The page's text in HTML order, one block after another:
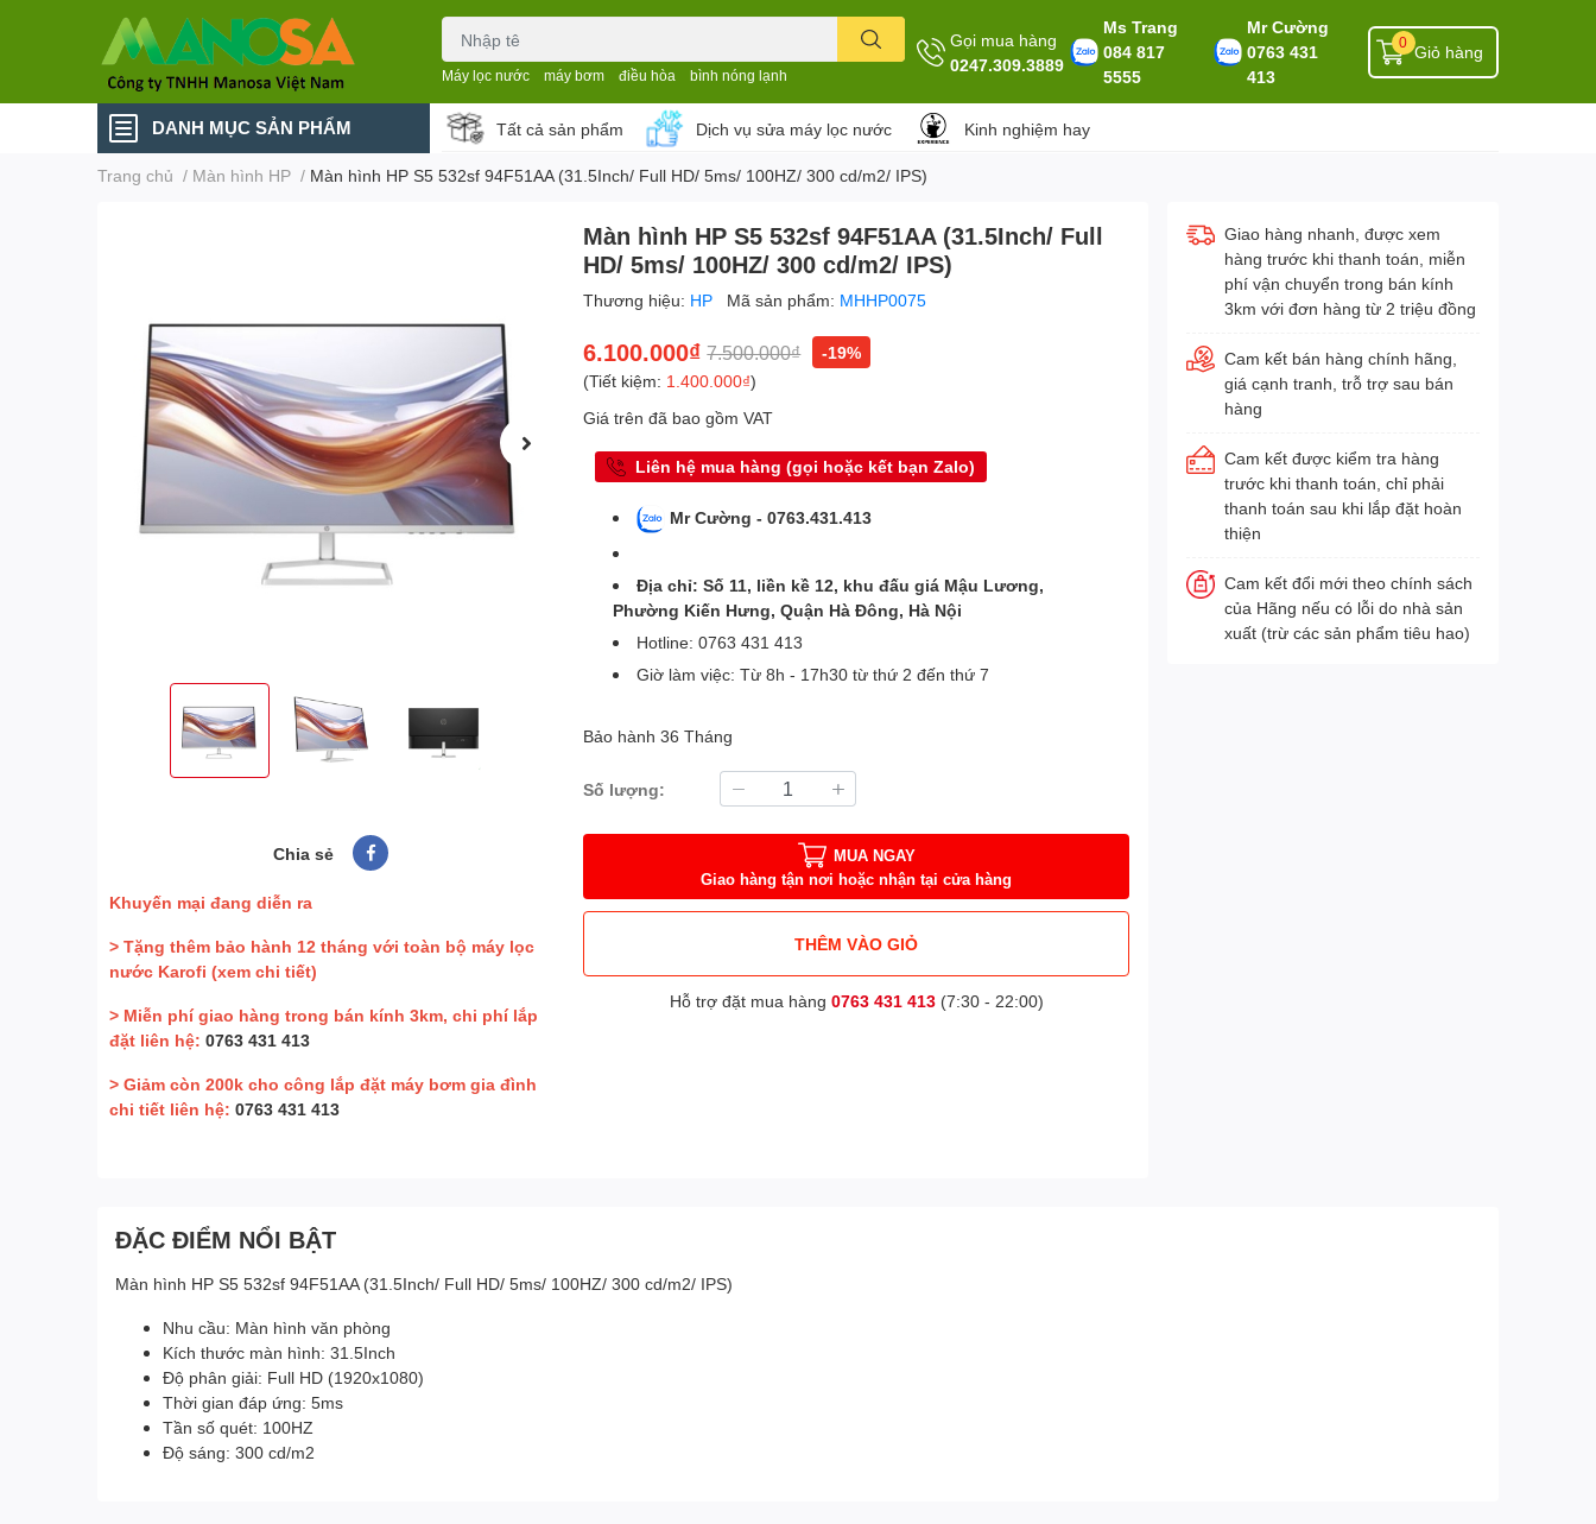
Máy lọc nước máy bơm điều hòa bình nóng lạnh
Gọi mua hàng
0247.309.3889
Ms Trang
084 817
5555
Mr Cường
0763 431
413
Giỏ hàng
0
DANH MỤC SẢN PHẨM Tất cả sản phẩm Dịch vụ sửa máy lọc nước Kinh nghiệm hay
Trang chủ / Màn hình HP / Màn hình HP S5 532sf 94F51AA (31.5Inch/ Full HD/ 5ms/ 100HZ/ 300 cd/m2/ IPS)
Chia sẻ
Khuyến mại đang diễn ra
> Tặng thêm bảo hành 12 tháng với toàn bộ máy lọc
nước Karofi (xem chi tiết)
> Miễn phí giao hàng trong bán kính 3km, chi phí lắp
đặt liên hệ: 0763 431 413
> Giảm còn 200k cho công lắp đặt máy bơm gia đình
chi tiết liên hệ: 0763 431 413
Màn hình HP S5 532sf 94F51AA (31.5Inch/ Full
HD/ 5ms/ 100HZ/ 300 cd/m2/ IPS)
Thương hiệu: HP Mã sản phẩm: MHHP0075
6.100.000₫ 7.500.000₫
-19%
(Tiết kiệm: 1.400.000₫)
Giá trên đã bao gồm VAT
Liên hệ mua hàng (gọi hoặc kết bạn Zalo)
Mr Cường - 0763.431.413
Địa chỉ: Số 11, liền kề 12, khu đấu giá Mậu Lương,
Phường Kiến Hưng, Quận Hà Đông, Hà Nội
Hotline: 0763 431 413
Giờ làm việc: Từ 8h - 17h30 từ thứ 2 đến thứ 7
Bảo hành 36 Tháng
Số lượng:
MUA NGAY
Giao hàng tận nơi hoặc nhận tại cửa hàng
THÊM VÀO GIỎ
Hỗ trợ đặt mua hàng 0763 431 413(7:30 - 22:00)
Giao hàng nhanh, được xem
hàng trước khi thanh toán, miễn
phí vận chuyển trong bán kính
3km với đơn hàng từ 2 triệu đồng
Cam kết bán hàng chính hãng,
giá cạnh tranh, trỗ trợ sau bán
hàng
Cam kết được kiểm tra hàng
trước khi thanh toán, chỉ phải
thanh toán sau khi lắp đặt hoàn
thiện
Cam kết đổi mới theo chính sách
của Hãng nếu có lỗi do nhà sản
xuất (trừ các sản phẩm tiêu hao)
ĐẶC ĐIỂM NỔI BẬT
Màn hình HP S5 532sf 94F51AA (31.5Inch/ Full HD/ 5ms/ 100HZ/ 300 cd/m2/ IPS)
Nhu cầu: Màn hình văn phòng
Kích thước màn hình: 31.5Inch
Độ phân giải: Full HD (1920x1080)
Thời gian đáp ứng: 5ms
Tần số quét: 100HZ
Độ sáng: 300 cd/m2